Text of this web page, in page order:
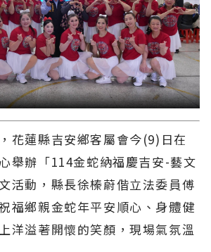
花蓮縣吉安鄉客屬會今(9)日在
舉辦「114金蛇納福慶吉安-藝文
活動，縣長徐榛蔚偕立法委員傅
福鄉親金蛇年平安順心、身體健
洋溢著開懷的笑顏，現場氣氛溫